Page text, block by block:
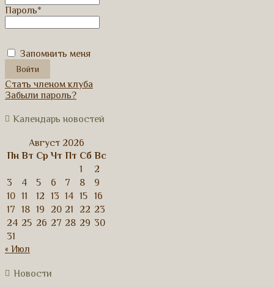
Пароль*
Запомнить меня
Стать членом клуба
Забыли пароль?
Календарь новостей
Август 2026
Пн Вт Ср Чт Пт Сб Вс
1
2
3
4 5 6 7 8
9
10 11 12 13 14 15
16
17
18 19 20 21 22 23
24 25 26 27 28 29 30
31
« Июл
Новости